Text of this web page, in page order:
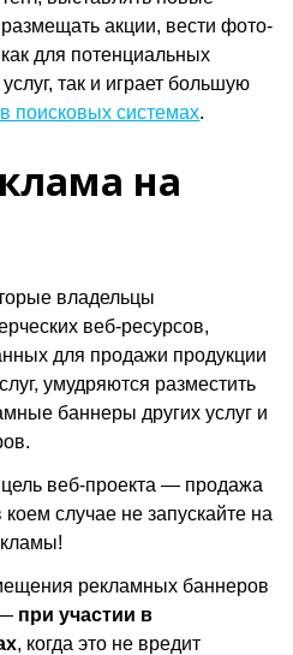
акции, вести фото-
для потенциальных
так и играет большую
поисковых системах.
на
владельцы
веб-ресурсов,
для продажи продукции
умудряются разместить
баннеры других услуг и
веб-проекта — продажа
коем случае не запускайте на
рекламных баннеров
при участии в
, когда это не вредит